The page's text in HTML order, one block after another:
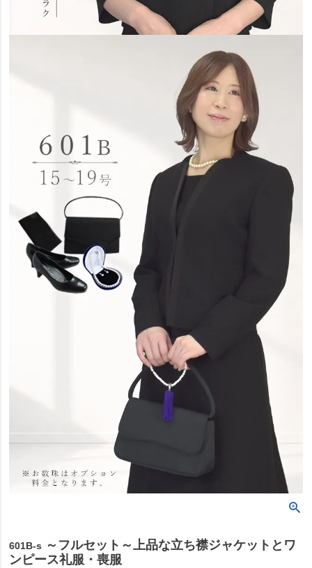
601B-s ～フルセット～上品な立ち襟ジャケットとワ
ンピース礼服・喪服